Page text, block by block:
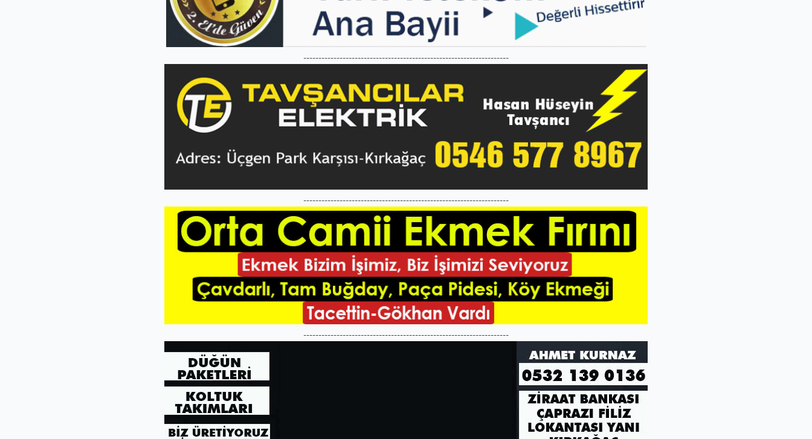
--------------------------------------------------------------------
--------------------------------------------------------------------
--------------------------------------------------------------------